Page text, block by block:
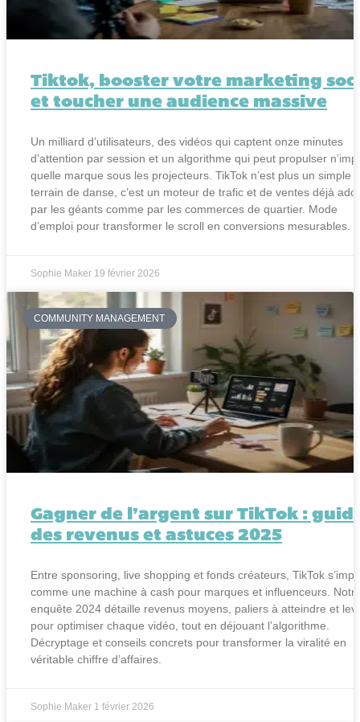
Tiktok, booster votre marketing
et toucher une audience massive
Un milliard d’utilisateurs, des vidéos qui captent onze minutes
d’attention par session et un algorithme qui peut propulser
quelle marque sous les projecteurs. TikTok n’est plus un simple
terrain de danse, c’est un moteur de trafic et de ventes déjà
par les géants comme par les commerces de quartier. Mode
d’emploi pour transformer le scroll en conversions mesurables.
Sophie Maker 19 février 2026
COMMUNITY MANAGEMENT
Gagner de l’argent sur TikTok :
des revenus et astuces 2025
Entre sponsoring, live shopping et fonds créateurs, TikTok
comme une machine à cash pour marques et influenceurs.
enquête 2024 détaille revenus moyens, paliers à atteindre et
pour optimiser chaque vidéo, tout en déjouant l’algorithme.
Décryptage et conseils concrets pour transformer la viralité en
véritable chiffre d’affaires.
Sophie Maker 1 février 2026